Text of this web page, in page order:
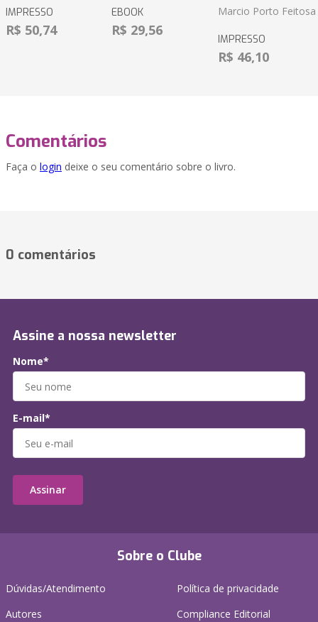
IMPRESSO
R$ 50,74
EBOOK
R$ 29,56
Marcio Porto Feitosa
IMPRESSO
R$ 46,10
Comentários
Faça o login deixe o seu comentário sobre o livro.
0 comentários
Sobre o Clube
Dúvidas/Atendimento
Autores
Política de privacidade
Compliance Editorial
Assine a nossa newsletter
Nome*
E-mail*
Assinar